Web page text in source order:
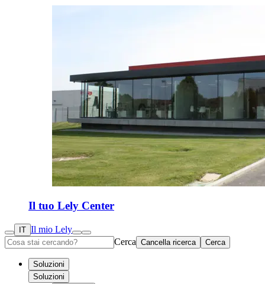
Il tuo Lely Center
IT Il mio Lely
Cerca Cancella ricerca Cerca
Soluzioni
Soluzioni